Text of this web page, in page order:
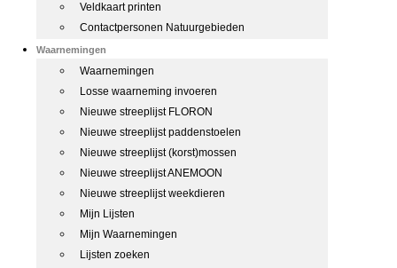
Veldkaart printen
Contactpersonen Natuurgebieden
Waarnemingen
Waarnemingen
Losse waarneming invoeren
Nieuwe streeplijst FLORON
Nieuwe streeplijst paddenstoelen
Nieuwe streeplijst (korst)mossen
Nieuwe streeplijst ANEMOON
Nieuwe streeplijst weekdieren
Mijn Lijsten
Mijn Waarnemingen
Lijsten zoeken